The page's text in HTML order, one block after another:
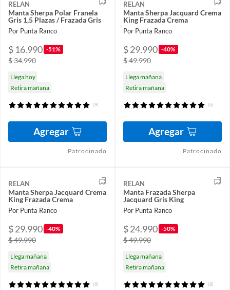
RELAN
Manta Sherpa Polar Franela
Gris 1,5 Plazas / Frazada Gris
Por Punta Ranco
$ 16.990 -51%
$ 34.990
Llega hoy
Retira mañana
(9)
Agregar
Patrocinado
RELAN
Manta Sherpa Jacquard Crema
King Frazada Crema
Por Punta Ranco
$ 29.990 -40%
$ 49.990
Llega mañana
Retira mañana
(6)
Agregar
Patrocinado
RELAN
Manta Sherpa Jacquard Crema
King Frazada Crema
Por Punta Ranco
$ 29.990 -40%
$ 49.990
Llega mañana
Retira mañana
(6)
RELAN
Manta Frazada Sherpa
Jacquard Gris King
Por Punta Ranco
$ 24.990 -50%
$ 49.990
Llega mañana
Retira mañana
(8)